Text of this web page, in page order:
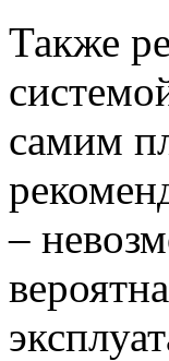
Также
самим
–